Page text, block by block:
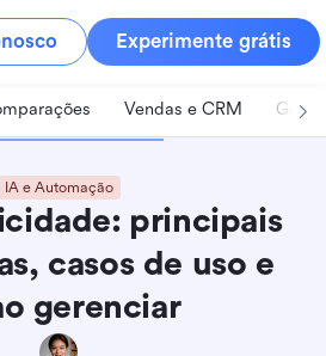
Experimente grátis
Vendas e CRM
IA e Automação
principais
casos de uso e
gerenciar